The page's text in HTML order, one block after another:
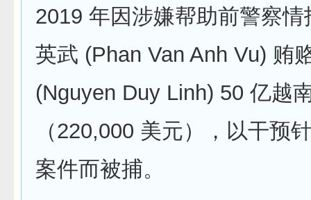
2019 年因涉嫌帮助前警察
英武 (Phan Van Anh Vu) 贿
(Nguyen Duy Linh) 50 亿越
（220,000 美元），以干预
案件而被捕。